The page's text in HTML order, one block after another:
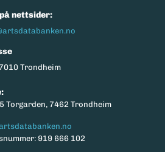
nettsider:
Trondheim
Torgarden, 7462 Trondheim
919 666 102